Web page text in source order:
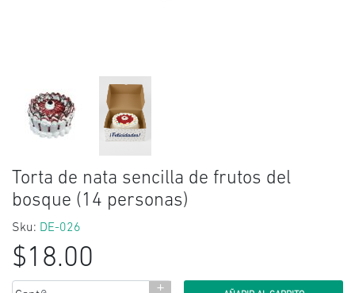
Torta de nata sencilla de frutos del
bosque (14 personas)
Sku: DE-026
$18.00
+